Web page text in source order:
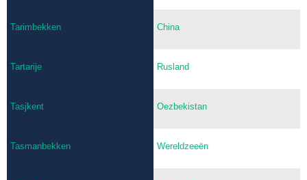
Tarimbekken China
Tartarije Rusland
Tasjkent Oezbekistan
Tasmanbekken Wereldzeeën